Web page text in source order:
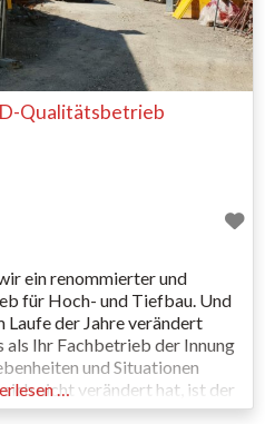
Qualitätsbetrieb
ein renommierter und
für Hoch- und Tiefbau. Und
Laufe der Jahre verändert
als Ihr Fachbetrieb der Innung
und Situationen
nicht verändert hat, ist der
wir uns
…